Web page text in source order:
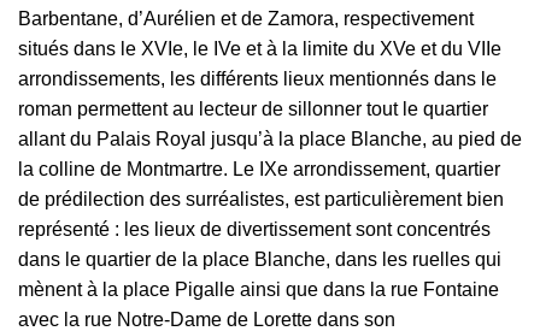
Barbentane, d’Aurélien et de Zamora, respectivement
situés dans le XVIe, le IVe et à la limite du XVe et du VIIe
arrondissements, les différents lieux mentionnés dans le
roman permettent au lecteur de sillonner tout le quartier
allant du Palais Royal jusqu’à la place Blanche, au pied de
la colline de Montmartre. Le IXe arrondissement, quartier
de prédilection des surréalistes, est particulièrement bien
représenté : les lieux de divertissement sont concentrés
dans le quartier de la place Blanche, dans les ruelles qui
mènent à la place Pigalle ainsi que dans la rue Fontaine
avec la rue Notre-Dame de Lorette dans son